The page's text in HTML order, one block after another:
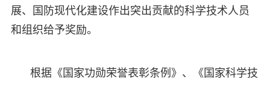
展、国防现代化建设作出突出贡献的科学技术人员
和组织给予奖励。
根据《国家功勋荣誉表彰条例》、《国家科学技